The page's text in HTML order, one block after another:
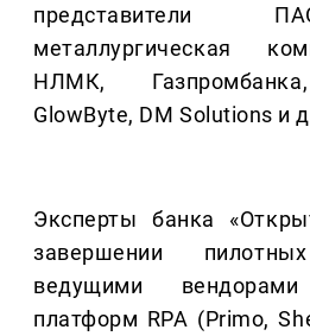
представители
металлургическая
НЛМК,
GlowByte, DM Solutions и
Эксперты банка
завершении
ведущими вендорами
платформ RPA (Primo,